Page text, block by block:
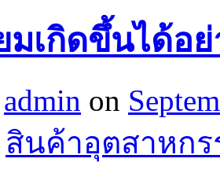
มเกิดขึ้นได้อย่
admin on
สินค้าอุตสาหกร